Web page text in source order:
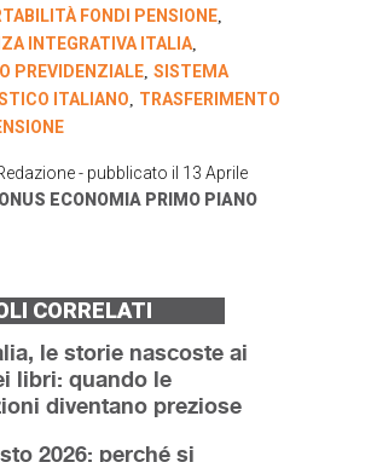
FONDI PENSIONE,
INTEGRATIVA ITALIA,
PREVIDENZIALE, SISTEMA
ITALIANO, TRASFERIMENTO
- pubblicato il 13 Aprile
ECONOMIA PRIMO PIANO
CORRELATI
le storie nascoste ai
libri: quando le
diventano preziose
2026: perché si